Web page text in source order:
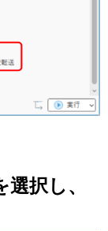
択し、